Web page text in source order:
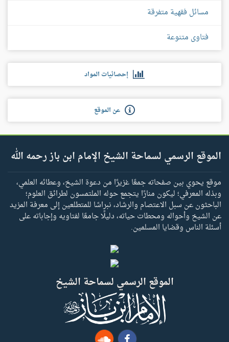
مسائل فقهية متفرقة
فتاوى متنوعة
إحصائيات المواد
عن الموقع
الموقع الرسمي لسماحة الشيخ الإمام ابن باز رحمه الله
موقع يحوي بين صفحاته جمعًا غزيرًا من دعوة الشيخ، وعطائه العلمي،
وبذله المعرفي؛ ليكون منارًا يتجمع حوله الملتمسون لطرائق العلوم؛
الباحثون عن سبل الاعتصام والرشاد، نبراسًا للمتطلعين إلى معرفة المزيد
عن الشيخ وأحواله ومحطات حياته، دليلًا جامعًا لفتاويه وإجاباته على
أسئلة الناس وقضايا المسلمين.
الموقع الرسمي لسماحة الشيخ